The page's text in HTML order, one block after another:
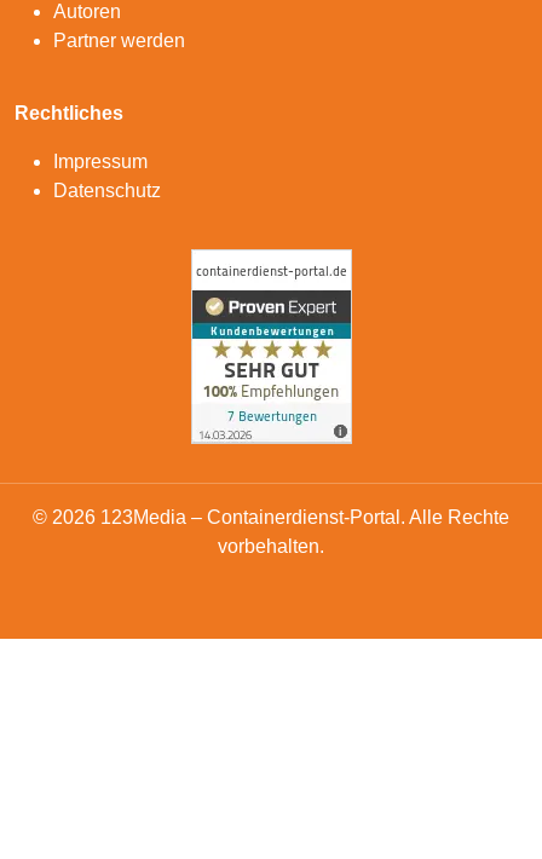
Autoren
Partner werden
Rechtliches
Impressum
Datenschutz
© 2026 123Media – Containerdienst-Portal. Alle Rechte
vorbehalten.